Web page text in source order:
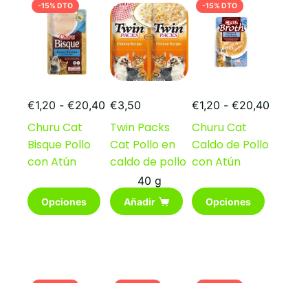
-15% DTO
€1,20 - €20,40 Rango
precios:
desde
€1,20
€20,40
Churu Cat
Bisque Pollo
con Atún
Opciones
Este
producto
opciones
€3,50
Twin Packs
Cat Pollo en
caldo de pollo
40 g
Añadir
-15% DTO
€1,20 - €20,40
Churu Cat
Caldo de Pollo
con Atún
Opciones
Este
producto
opciones